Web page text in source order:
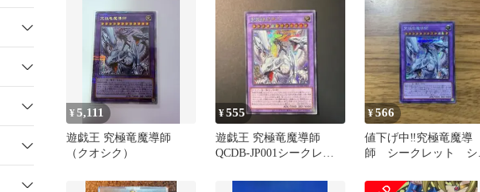
¥5,111
遊戯王 究極竜魔導師
（クオシク）
¥555
遊戯王 究極竜魔導師
QCDB-JP001シークレッ
¥566
値下げ中‼️究極竜魔導
師 シークレット シ